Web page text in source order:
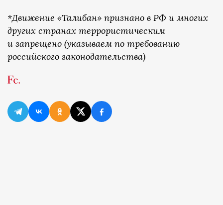
*Движение «Талибан» признано в РФ и многих
других странах террористическим
и запрещено (указываем по требованию
российского законодательства)